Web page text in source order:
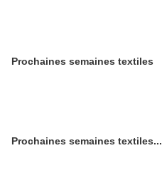
Prochaines semaines textiles
Prochaines semaines textiles...